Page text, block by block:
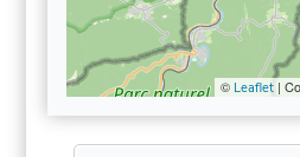
© Leaflet|